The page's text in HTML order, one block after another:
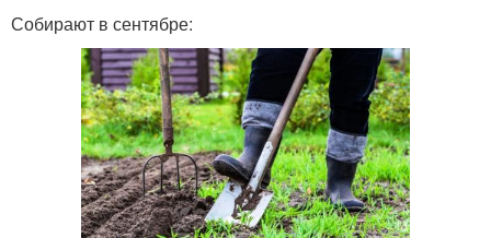
Собирают в сентябре: